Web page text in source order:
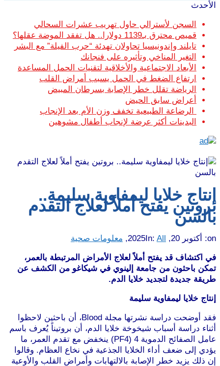
الأحدث
السجن لأسترالي حاول تهريب عشرات السحالي
قميص محترق بـ1139 دولارا.. هل تفقد الموضة عقلها؟
تايلند وإندونيسيا تحاولان تهدئة “حرب الفيلة” مع البشر
التغير المناخي وتأثيره على فنجانك
الأبعاد الاجتماعية والأخلاقية لتقنيات الحمل المساعدة
ارتفاع الضغط في الحمل يسبب أمراض القلب
الرياضة تقلل خطر الإصابة بسرطان المبيض
أعراض سابق الحيض
الرضاعة الطبيعية تخفف وزن الأم بعد الإنجاب
البدينات أكثر عرضة لإنجاب أطفال مشوهين
إنتاج خلايا ليمفاوية سليمة..
بروتين يفتح أملاً لعلاج التقدم
بالسن
on: أكتوبر 20, 2025 In: All
, معلومات صحية
في اكتشاف قد يفتح أملاً لعلاج الأمراض المرتبطة بالعمر،
تمكن باحثون من جامعة إلينوي في شيكاغو من الكشف عن
طريقة جديدة لتجديد خلايا الدم.
إنتاج خلايا ليمفاوية سليمة
فقد أوضحت دراسة نشرتها مجلة Blood، أن باحثين لاحظوا
أثناء دراسة أسباب شيخوخة خلايا الدم، أن بروتيناً يُعرف باسم
عامل الصفائح الدموية 4 (PF4) ينخفض مع تقدم العمر، ما
يؤدي إلى ضعف أداء الخلايا الجذعية في نخاع العظام. وقالوا
إن ذلك يزيد خطر الإصابة بالالتهابات وأمراض القلب والأوعية